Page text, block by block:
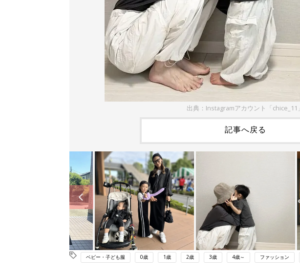
出典：Instagramアカウント「chice_11」
記事へ戻る
ベビー・子ども服 0歳 1歳 2歳 3歳 4歳～ ファッション